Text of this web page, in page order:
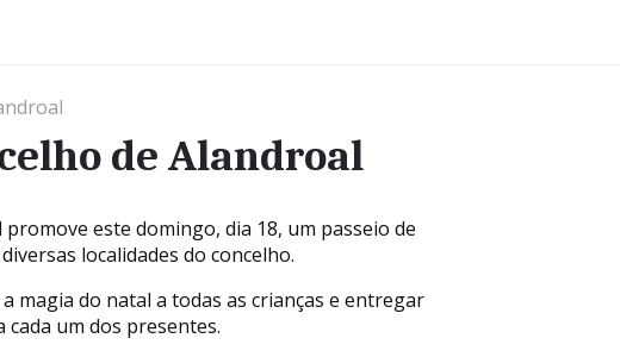
de Alandroal
este domingo, dia 18, um passeio de
localidades do concelho.
magia do natal a todas as crianças e entregar
cada um dos presentes.